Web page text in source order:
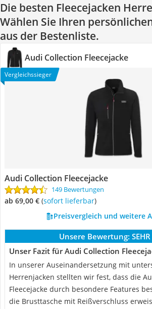
Die besten Fleecejacken
Wählen Sie Ihren
aus der Bestenliste.
Audi Collection Fleecejacke
Vergleichssieger
Audi Collection Fleecejacke
149 Bewertungen
ab 69,00 € ( Sofort lieferbar)
Preisvergleich und weitere
Unsere Bewertung:
Unser Fazit für Audi Collection
In unserer Auseinandersetzung mit
Herrenjacken stellten wir fest, dass die
Fleecejacke durch besondere Features
die Brusttasche mit Reißverschluss